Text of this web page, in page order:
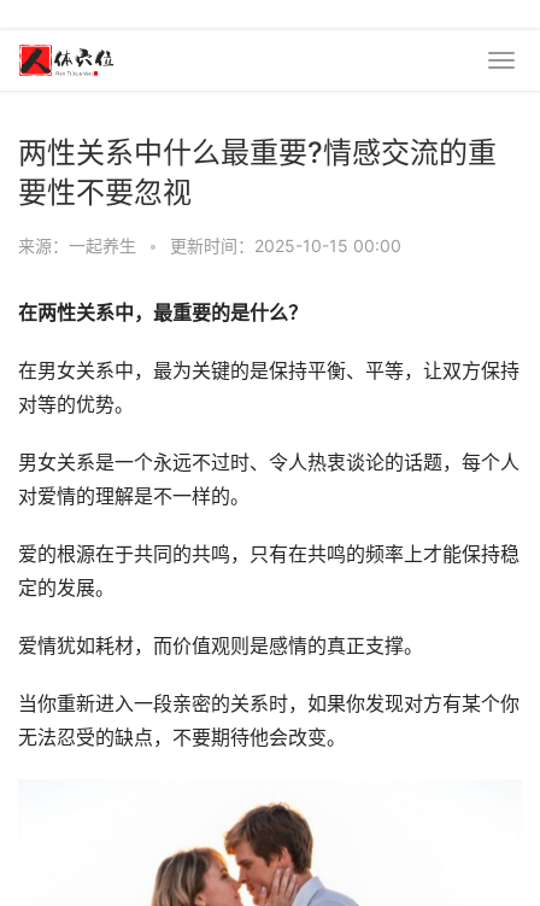
两性关系中什么最重要?情感交流的重
要性不要忽视
来源：一起养生 • 更新时间：2025-10-15 00:00
在两性关系中，最重要的是什么？
在男女关系中，最为关键的是保持平衡、平等，让双方保持
对等的优势。
男女关系是一个永远不过时、令人热衷谈论的话题，每个人
对爱情的理解是不一样的。
爱的根源在于共同的共鸣，只有在共鸣的频率上才能保持稳
定的发展。
爱情犹如耗材，而价值观则是感情的真正支撑。
当你重新进入一段亲密的关系时，如果你发现对方有某个你
无法忍受的缺点，不要期待他会改变。